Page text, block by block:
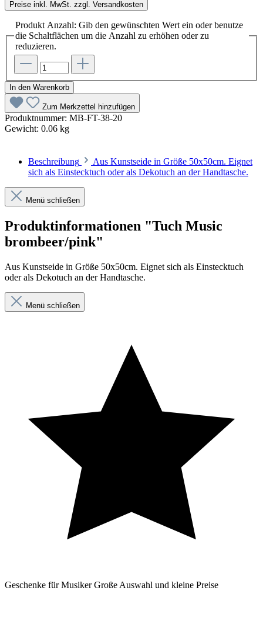
Preise inkl. MwSt. zzgl. Versandkosten
Produkt Anzahl: Gib den gewünschten Wert ein oder benutze
die Schaltflächen um die Anzahl zu erhöhen oder zu
reduzieren.
In den Warenkorb
Zum Merkzettel hinzufügen
Produktnummer: MB-FT-38-20
Gewicht: 0.06 kg
Beschreibung
Aus Kunstseide in Größe 50x50cm. Eignet
sich als Einstecktuch oder als Dekotuch an der Handtasche.
Menü schließen
Produktinformationen "Tuch Music
brombeer/pink"
Aus Kunstseide in Größe 50x50cm. Eignet sich als Einstecktuch
oder als Dekotuch an der Handtasche.
Menü schließen
Geschenke für Musiker Große Auswahl und kleine Preise